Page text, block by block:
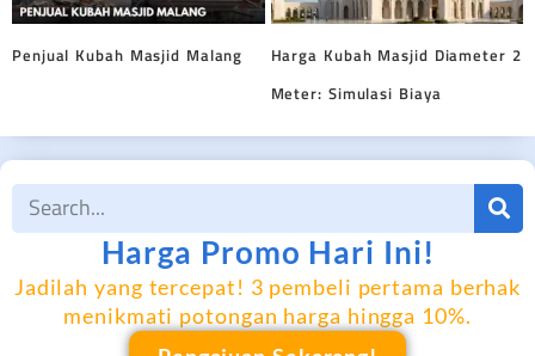
Penjual Kubah Masjid Malang
Harga Kubah Masjid Diameter 2
Meter: Simulasi Biaya
Harga Promo Hari Ini!
Jadilah yang tercepat! 3 pembeli pertama berhak
menikmati potongan harga hingga 10%.